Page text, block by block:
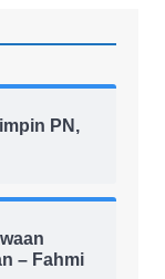
PN,
– Fahmi